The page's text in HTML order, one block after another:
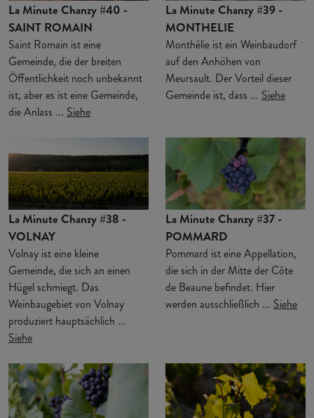
La Minute Chanzy #40 -
SAINT ROMAIN
Saint Romain ist eine
Gemeinde, die der breiten
Öffentlichkeit noch unbekannt
ist, aber es ist eine Gemeinde,
die Anlass ... Siehe
La Minute Chanzy #39 -
MONTHELIE
Monthélie ist ein Weinbaudorf
auf den Anhöhen von
Meursault. Der Vorteil dieser
Gemeinde ist, dass ... Siehe
La Minute Chanzy #38 -
VOLNAY
Volnay ist eine kleine
Gemeinde, die sich an einen
Hügel schmiegt. Das
Weinbaugebiet von Volnay
produziert hauptsächlich ...
Siehe
La Minute Chanzy #37 -
POMMARD
Pommard ist eine Appellation,
die sich in der Mitte der Côte
de Beaune befindet. Hier
werden ausschließlich ... Siehe